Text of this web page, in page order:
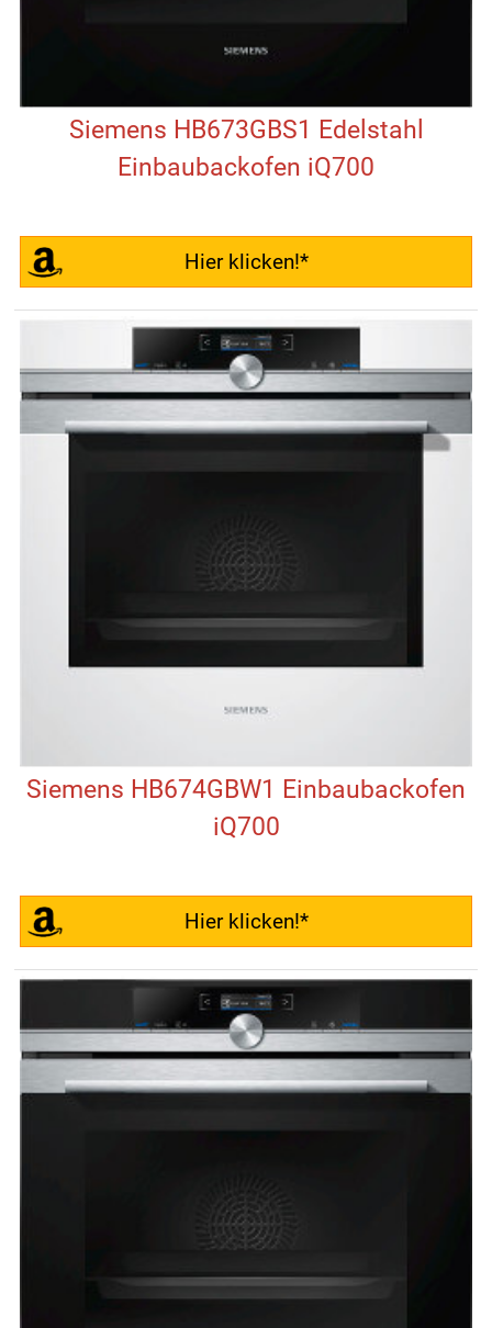
Siemens HB673GBS1 Edelstahl
Einbaubackofen iQ700
Hier klicken!*
Siemens HB674GBW1 Einbaubackofen
iQ700
Hier klicken!*